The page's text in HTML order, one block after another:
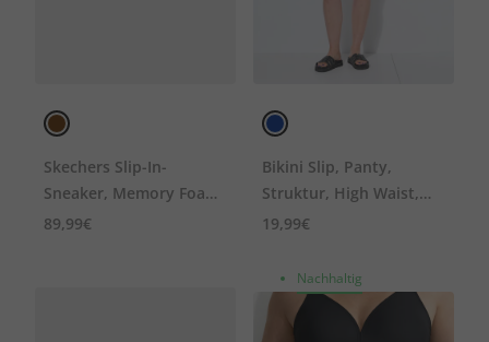
Skechers Slip-In-
Sneaker, Memory Foam,
Komfortweite, vegan
89,99€
Bikini Slip, Panty,
Struktur, High Waist,
Shaping
19,99€
Nachhaltig